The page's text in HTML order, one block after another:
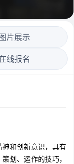
图片展示
线报名
和创新意识，具有
划、运作的技巧，